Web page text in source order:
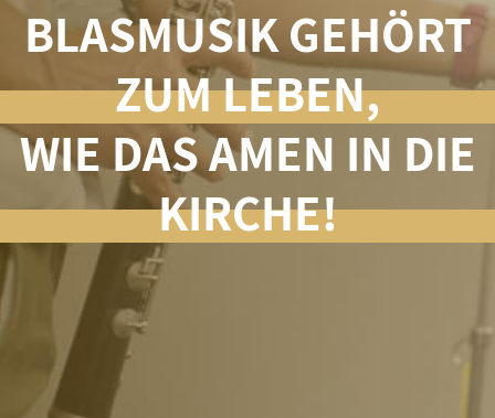
BLASMUSIK GEHÖRT
ZUM LEBEN,
WIE DAS AMEN IN DIE
KIRCHE!